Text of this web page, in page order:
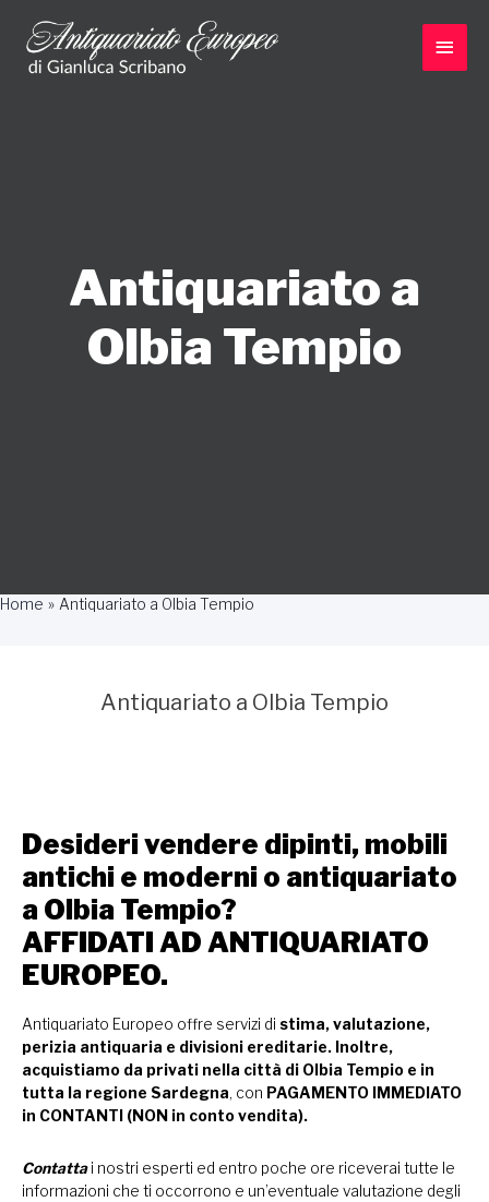
contenuto
Antiquariato a
Olbia Tempio
Home Antiquariato a Olbia Tempio
Antiquariato a Olbia Tempio
Desideri vendere dipinti, mobili
antichi e moderni o antiquariato
a Olbia Tempio?
AFFIDATI AD ANTIQUARIATO
EUROPEO.
Antiquariato Europeo offre servizi di stima, valutazione,
perizia antiquaria e divisioni ereditarie. Inoltre,
acquistiamo da privati nella città di Olbia Tempio e in
tutta la regione Sardegna, con PAGAMENTO IMMEDIATO
in CONTANTI (NON in conto vendita).
Contattai nostri esperti ed entro poche ore riceverai tutte le
informazioni che ti occorrono e un’eventuale valutazione degli